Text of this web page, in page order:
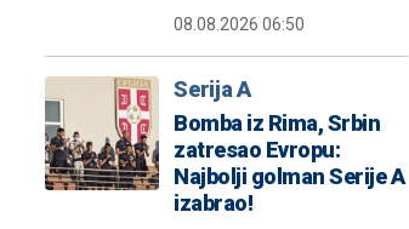
08.08.2026 06:50
Serija A
Bomba iz Rima, Srbin
zatresao Evropu:
Najbolji golman Serije A
izabrao!